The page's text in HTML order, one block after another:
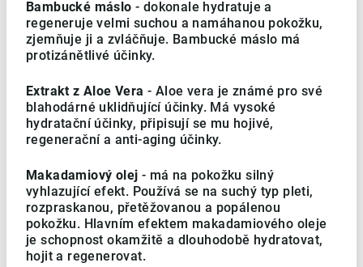
Bambucké máslo - dokonale hydratuje a
regeneruje velmi suchou a namáhanou pokožku,
zjemňuje ji a zvláčňuje. Bambucké máslo má
protizánětlivé účinky.
Extrakt z Aloe Vera - Aloe vera je známé pro své
blahodárné uklidňující účinky. Má vysoké
hydratační účinky, připisují se mu hojivé,
regenerační a anti-aging účinky.
Makadamiový olej - má na pokožku silný
vyhlazující efekt. Používá se na suchý typ pleti,
rozpraskanou, přetěžovanou a popálenou
pokožku. Hlavním efektem makadamiového oleje
je schopnost okamžitě a dlouhodobě hydratovat,
hojit a regenerovat.